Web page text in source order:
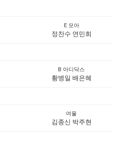
E 모아
정찬수 연민희
B 아디닥스
황병일 배은혜
여울
김종신 박주현